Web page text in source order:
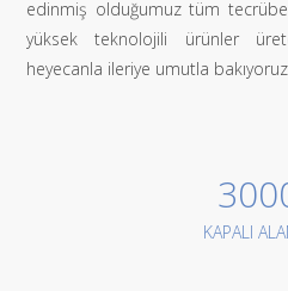
edinmiş olduğumuz tüm
yüksek teknolojili ürünler
heyecanla ileriye umutla
KAPALI